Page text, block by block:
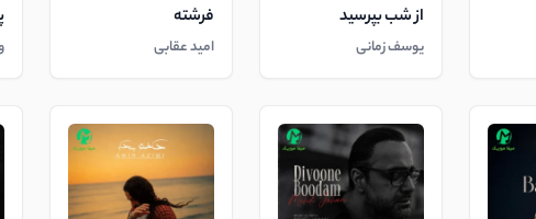
از شب بپرسید
یوسف زمانی
فرشته
امید عقابی